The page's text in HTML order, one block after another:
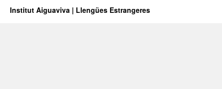
Institut Aiguaviva | Llengües Estrangeres